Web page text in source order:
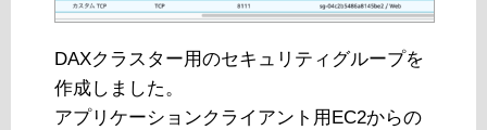
DAXクラスター用のセキュリティグループを
作成しました。
アプリケーションクライアント用EC2からの